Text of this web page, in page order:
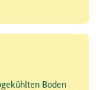
Boden